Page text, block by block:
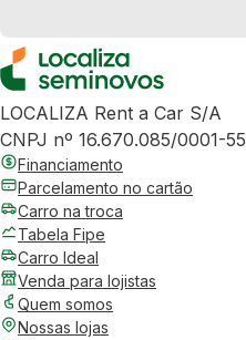
LOCALIZA Rent a Car S/A
CNPJ nº 16.670.085/0001-55
Financiamento
Parcelamento no cartão
Carro na troca
Tabela Fipe
Carro Ideal
Venda para lojistas
Quem somos
Nossas lojas